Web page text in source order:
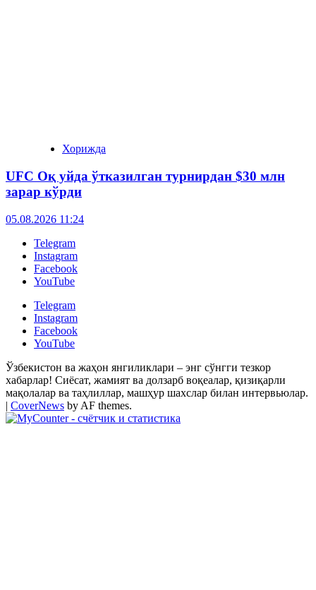
Хорижда
UFC Оқ уйда ўтказилган турнирдан $30 млн
зарар кўрди
05.08.2026 11:24
Telegram
Instagram
Facebook
YouTube
Telegram
Instagram
Facebook
YouTube
Ўзбекистон ва жаҳон янгиликлари – энг сўнгги тезкор
хабарлар! Сиёсат, жамият ва долзарб воқеалар, қизиқарли
мақолалар ва таҳлиллар, машҳур шахслар билан интервьюлар.
| CoverNews by AF themes.